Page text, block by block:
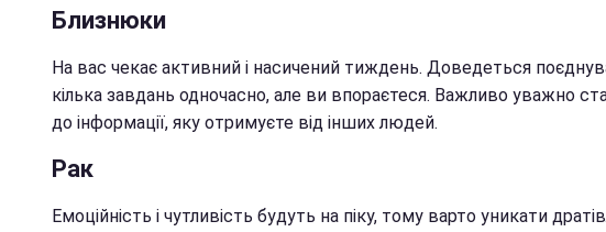
Близнюки
На вас чекає активний і насичений тиждень. Доведеться
кілька завдань одночасно, але ви впораєтеся. Важливо уважно
до інформації, яку отримуєте від інших людей.
Рак
Емоційність і чутливість будуть на піку, тому варто уникати